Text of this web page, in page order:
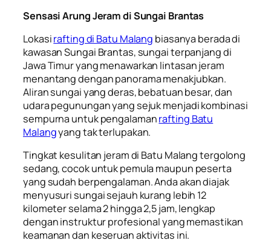
Sensasi Arung Jeram di Sungai Brantas
Lokasirafting di Batu Malang biasanya berada di
kawasan Sungai Brantas, sungai terpanjang di
Jawa Timur yang menawarkan lintasan jeram
menantang dengan panorama menakjubkan.
Aliran sungai yang deras, bebatuan besar, dan
udara pegunungan yang sejuk menjadi kombinasi
sempurna untuk pengalamanrafting Batu
Malangyang tak terlupakan.
Tingkat kesulitan jeram di Batu Malang tergolong
sedang, cocok untuk pemula maupun peserta
yang sudah berpengalaman. Anda akan diajak
menyusuri sungai sejauh kurang lebih 12
kilometer selama 2 hingga 2,5 jam, lengkap
dengan instruktur profesional yang memastikan
keamanan dan keseruan aktivitas ini.